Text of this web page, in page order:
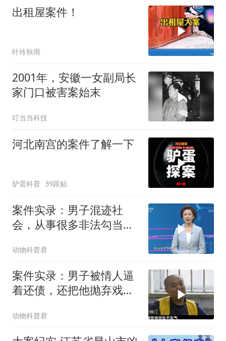
出租屋案件！
叶玲秋雨
2001年，安徽一女副局长
家门口被害案始末
叮当当科技
河北南宫的案件了解一下
驴蛋科普 39跟贴
案件实录：男子混迹社
会，从事很多非法勾当，
动物科普君
案件实录：男子被情人逼
着还债，还把他抛弃戏
动物科普君